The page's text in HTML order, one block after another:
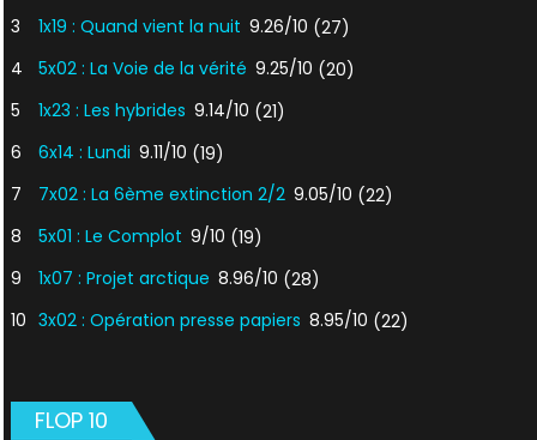
3
1x19 : Quand vient la nuit 9.26/10 (27)
4
5x02 : La Voie de la vérité 9.25/10 (20)
5
1x23 : Les hybrides 9.14/10 (21)
6
6x14 : Lundi 9.11/10 (19)
7
7x02 : La 6ème extinction 2/2 9.05/10 (22)
8
5x01 : Le Complot 9/10 (19)
9
1x07 : Projet arctique 8.96/10 (28)
10 3x02 : Opération presse papiers 8.95/10 (22)
FLOP 10